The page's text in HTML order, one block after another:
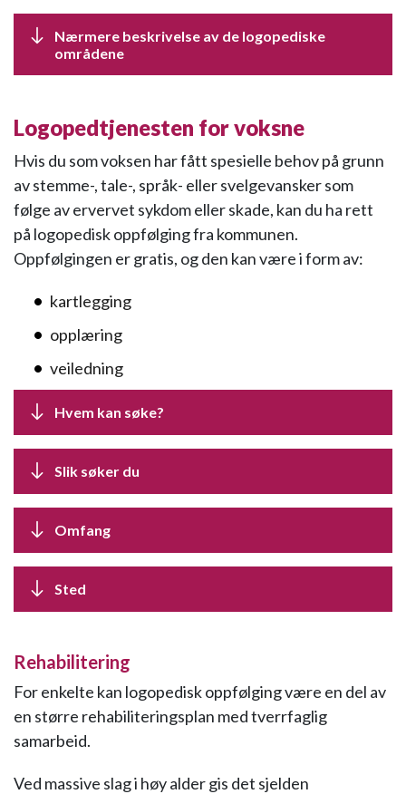
Nærmere beskrivelse av de logopediske
områdene
Logopedtjenesten for voksne
Hvis du som voksen har fått spesielle behov på grunn
av stemme-, tale-, språk- eller svelgevansker som
følge av ervervet sykdom eller skade, kan du ha rett
på logopedisk oppfølging fra kommunen.
Oppfølgingen er gratis, og den kan være i form av:
kartlegging
opplæring
veiledning
Hvem kan søke?
Slik søker du
Omfang
Sted
Rehabilitering
For enkelte kan logopedisk oppfølging være en del av
en større rehabiliteringsplan med tverrfaglig
samarbeid.
Ved massive slag i høy alder gis det sjelden